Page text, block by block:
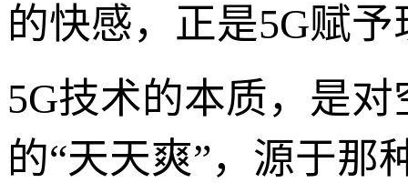
的快感，正是5G赋
5G技术的本质，是
的“天天爽”，源于那